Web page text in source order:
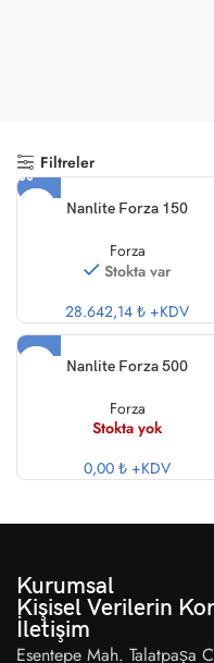
Filtreler
Nanlite Forza 150
Forza
Stokta var
28.642,14 ₺ +KDV
Nanlite Forza 500
Forza
Stokta yok
0,00 ₺ +KDV
Kurumsal
Kişisel Verilerin
İletişim
Esentepe Mah.